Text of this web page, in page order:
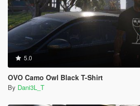
5.0
OVO Camo Owl Black T-Shirt
By Dani3L_T